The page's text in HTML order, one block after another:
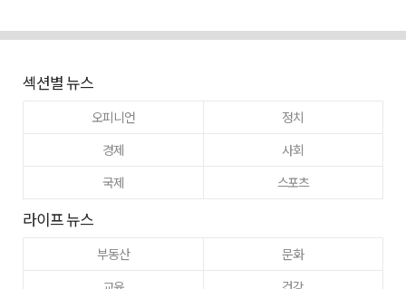
섹션별 뉴스
오피니언
정치
경제
사회
국제
스포츠
라이프 뉴스
부동산
문화